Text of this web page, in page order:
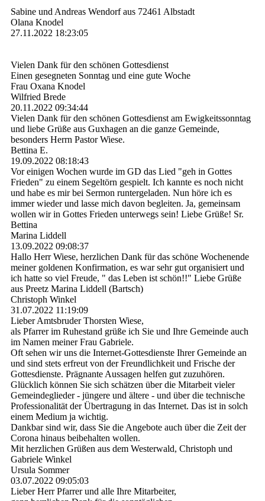
Sabine und Andreas Wendorf aus 72461 Albstadt
Olana Knodel
27.11.2022 18:23:05
Vielen Dank für den schönen Gottesdienst
Einen gesegneten Sonntag und eine gute Woche
Frau Oxana Knodel
Wilfried Brede
20.11.2022 09:34:44
Vielen Dank für den schönen Gottesdienst am Ewigkeitssonntag
und liebe Grüße aus Guxhagen an die ganze Gemeinde,
besonders Herrn Pastor Wiese.
Bettina E.
19.09.2022 08:18:43
Vor einigen Wochen wurde im GD das Lied "geh in Gottes
Frieden" zu einem Segeltörn gespielt. Ich kannte es noch nicht
und habe es mir bei Sermon runtergeladen. Nun höre ich es
immer wieder und lasse mich davon begleiten. Ja, gemeinsam
wollen wir in Gottes Frieden unterwegs sein! Liebe Grüße! Sr.
Bettina
Marina Liddell
13.09.2022 09:08:37
Hallo Herr Wiese, herzlichen Dank für das schöne Wochenende
meiner goldenen Konfirmation, es war sehr gut organisiert und
ich hatte so viel Freude, " das Leben ist schön!!" Liebe Grüße
aus Preetz Marina Liddell (Bartsch)
Christoph Winkel
31.07.2022 11:19:09
Lieber Amtsbruder Thorsten Wiese,
als Pfarrer im Ruhestand grüße ich Sie und Ihre Gemeinde auch
im Namen meiner Frau Gabriele.
Oft sehen wir uns die Internet-Gottesdienste Ihrer Gemeinde an
und sind stets erfreut von der Freundlichkeit und Frische der
Gottesdienste. Prägnante Aussagen helfen gut zuzuhören.
Glücklich können Sie sich schätzen über die Mitarbeit vieler
Gemeindeglieder - jüngere und ältere - und über die technische
Professionalität der Übertragung in das Internet. Das ist in solch
einem Medium ja wichtig.
Dankbar sind wir, dass Sie die Angebote auch über die Zeit der
Corona hinaus beibehalten wollen.
Mit herzlichen Grüßen aus dem Westerwald, Christoph und
Gabriele Winkel
Ursula Sommer
03.07.2022 09:05:03
Lieber Herr Pfarrer und alle Ihre Mitarbeiter,